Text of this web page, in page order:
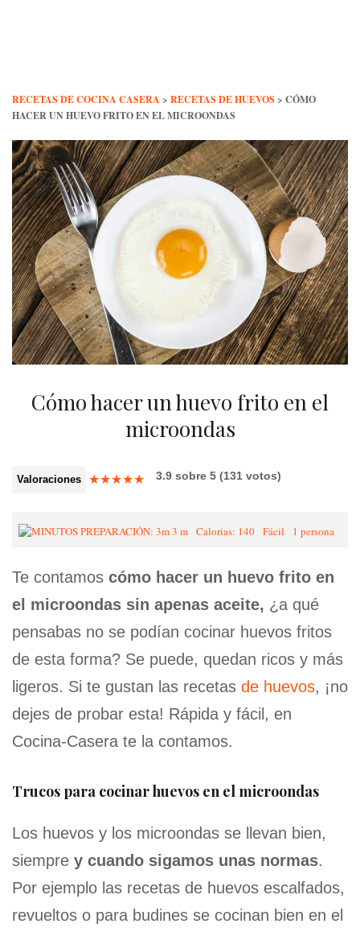
RECETAS DE COCINA CASERA > RECETAS DE HUEVOS > CÓMO
HACER UN HUEVO FRITO EN EL MICROONDAS
Cómo hacer un huevo frito en el
microondas
Valoraciones ★★★★★ 3.9 sobre 5 (131 votos)
3 m Calorias: 140 Fácil 1 persona
Te contamos cómo hacer un huevo frito en
el microondas sin apenas aceite, ¿a qué
pensabas no se podían cocinar huevos fritos
de esta forma? Se puede, quedan ricos y más
ligeros. Si te gustan las recetas de huevos, ¡no
dejes de probar esta! Rápida y fácil, en
Cocina-Casera te la contamos.
Trucos para cocinar huevos en el microondas
Los huevos y los microondas se llevan bien,
siempre y cuando sigamos unas normas.
Por ejemplo las recetas de huevos escalfados,
revueltos o para budines se cocinan bien en el